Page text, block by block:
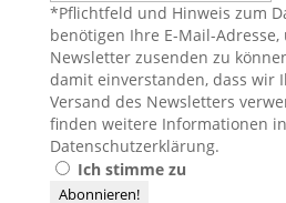
*Pflichtfeld und Hinweis zum
benötigen Ihre E-Mail-
Newsletter zusenden zu
damit einverstanden, dass wir
Versand des Newsletters
finden weitere Informationen
Datenschutzerklärung.
Ich stimme zu